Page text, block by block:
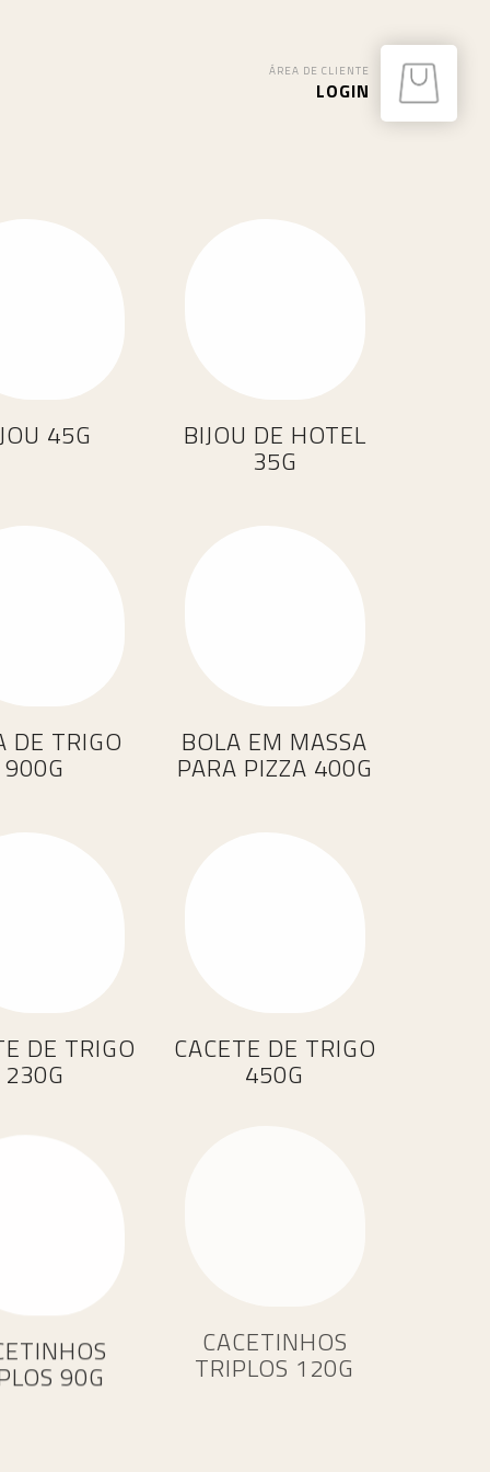
ÁREA DE CLIENTE
LOGIN
45G BIJOU DE HOTEL
35G
DE TRIGO
900G
BOLA EM MASSA
PARA PIZZA 400G
DE TRIGO
230G
CACETE DE TRIGO
450G
90G
CACETINHOS
TRIPLOS 120G